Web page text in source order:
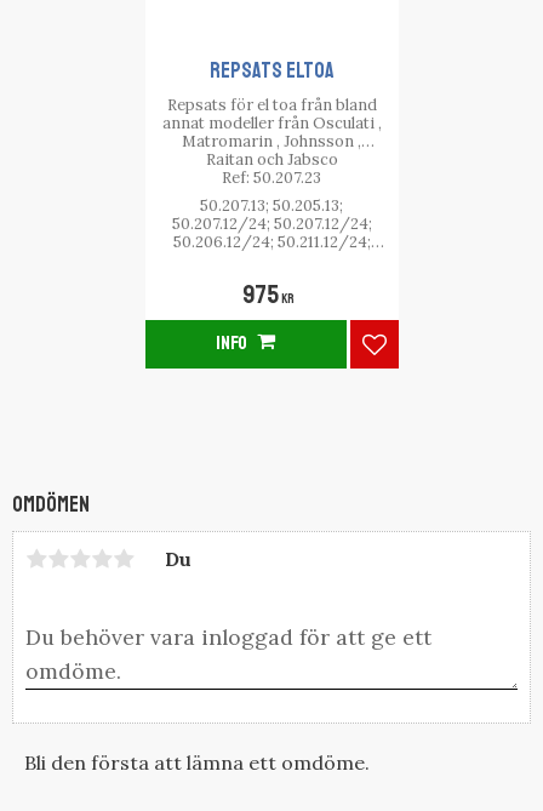
Omdömen
Du
Bli den första att lämna ett omdöme.
REPSATS ELTOA
Repsats för el toa från bland
annat modeller från Osculati ,
Matromarin , Johnsson ,
Raitan och Jabsco
Ref: 50.207.23
50.207.13; 50.205.13;
50.207.12/24; 50.207.12/24;
50.206.12/24; 50.211.12/24;
975KR
Lägg till i
INFO